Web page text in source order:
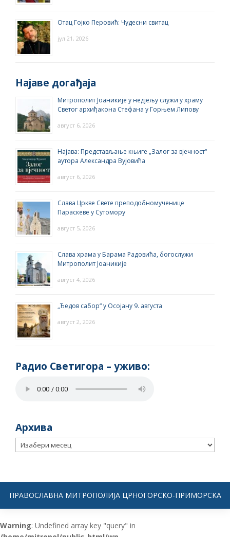
Отац Гојко Перовић: Чудесни свитац
јул 21, 2026
Најаве догађаја
Митрополит Јоаникије у недјељу служи у храму
Светог архиђакона Стефана у Горњем Липову
август 6, 2026
Најава: Представљање књиге „Залог за вјечност“
аутора Александра Вујовића
август 6, 2026
Слава Цркве Свете преподобномученице
Параскеве у Сутомору
август 5, 2026
Слава храма у Барама Радовића, богослужи
Митрополит Јоаникије
август 4, 2026
„Ђедов сабор“ у Осојану 9. августа
август 2, 2026
Радио Светигора – yживо:
Архива
Архива
ПРАВОСЛАВНА МИТРОПОЛИЈА ЦРНОГОРСКО-ПРИМОРСКА
Warning: Undefined array key "query" in